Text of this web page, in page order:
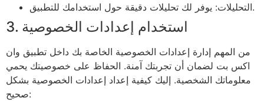
التحليلات: يوفر لك تحليلات دقيقة حول استخدامك للتطبيق.
3. استخدام إعدادات الخصوصية
من المهم إدارة إعدادات الخصوصية الخاصة بك داخل تطبيق وان
اكس بت لضمان أن تجربتك آمنة. الحفاظ على خصوصيتك يحمي
معلوماتك الشخصية. إليك كيفية إعداد إعدادات الخصوصية بشكل
صحيح: